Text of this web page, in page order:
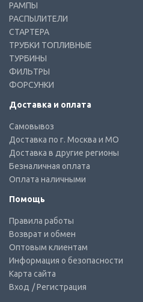
РАМПЫ
РАСПЫЛИТЕЛИ
СТАРТЕРА
ТРУБКИ ТОПЛИВНЫЕ
ТУРБИНЫ
ФИЛЬТРЫ
ФОРСУНКИ
Доставка и оплата
Самовывоз
Доставка по г. Москва и МО
Доставка в другие регионы
Безналичная оплата
Оплата наличными
Помощь
Правила работы
Возврат и обмен
Оптовым клиентам
Информация о безопасности
Карта сайта
Вход / Регистрация